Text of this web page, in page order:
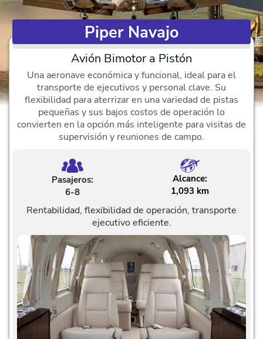
Piper Navajo
Avión Bimotor a Pistón
Una aeronave económica y funcional, ideal para el
transporte de ejecutivos y personal clave. Su
flexibilidad para aterrizar en una variedad de pistas
pequeñas y sus bajos costos de operación lo
convierten en la opción más inteligente para visitas de
supervisión y reuniones de campo.
Pasajeros:
6-8
Alcance:
1,093 km
Rentabilidad, flexibilidad de operación, transporte
ejecutivo eficiente.